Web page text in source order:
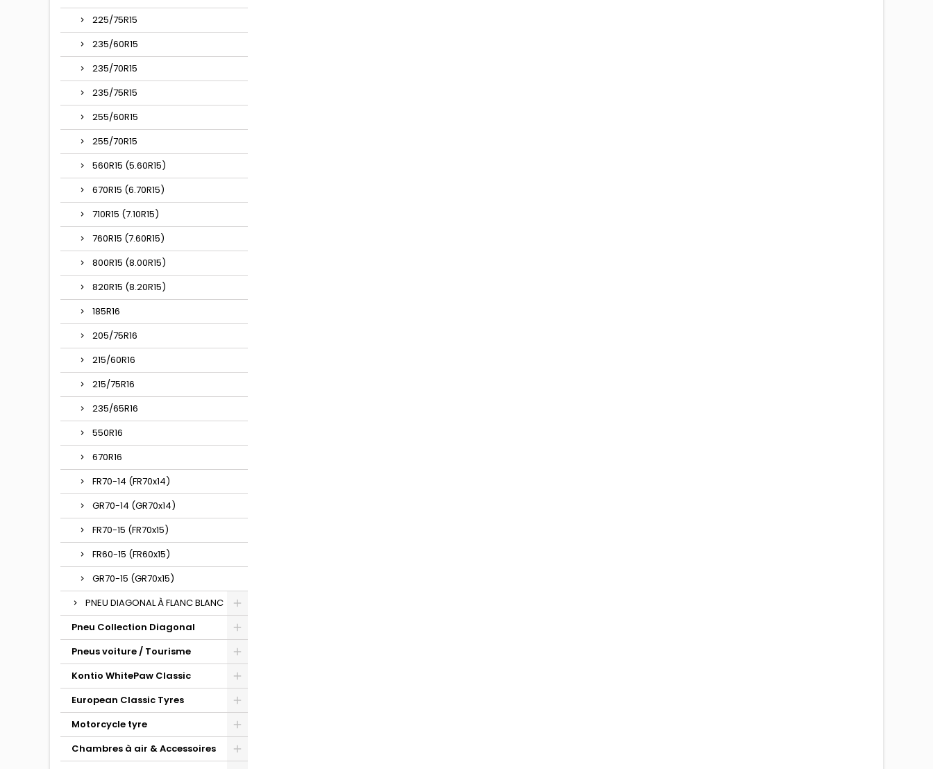
225/75R15
235/60R15
235/70R15
235/75R15
255/60R15
255/70R15
560R15 (5.60R15)
670R15 (6.70R15)
710R15 (7.10R15)
760R15 (7.60R15)
800R15 (8.00R15)
820R15 (8.20R15)
185R16
205/75R16
215/60R16
215/75R16
235/65R16
550R16
670R16
FR70-14 (FR70x14)
GR70-14 (GR70x14)
FR70-15 (FR70x15)
FR60-15 (FR60x15)
GR70-15 (GR70x15)
PNEU DIAGONAL À FLANC BLANC
Pneu Collection Diagonal
Pneus voiture / Tourisme
Kontio WhitePaw Classic
European Classic Tyres
Motorcycle tyre
Chambres à air & Accessoires